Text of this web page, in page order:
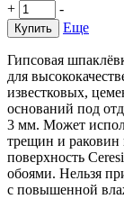
+ -
Купить Еще
Гипсовая
для
известковых,
оснований под
3 мм. Может
трещин и
поверхность
обоями. Нельзя
с повышенной